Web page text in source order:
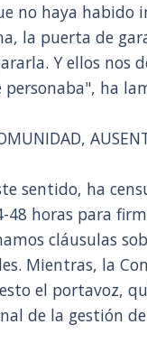
no haya habido
la puerta de
Y ellos nos
personaba", ha
sentido, ha
48 horas para
cláusulas
Mientras, la
el portavoz,
de la gestión